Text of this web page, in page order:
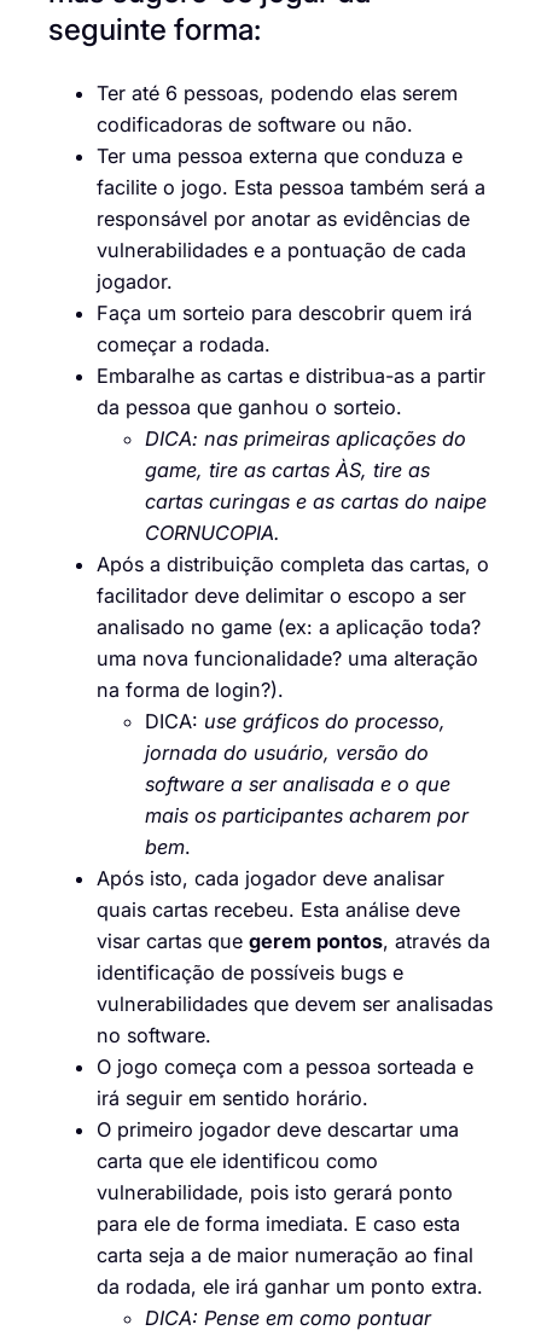
seguinte forma:
Ter até 6 pessoas, podendo elas serem
codificadoras de software ou não.
Ter uma pessoa externa que conduza e
facilite o jogo. Esta pessoa também será a
responsável por anotar as evidências de
vulnerabilidades e a pontuação de cada
jogador.
Faça um sorteio para descobrir quem irá
começar a rodada.
Embaralhe as cartas e distribua-as a partir
da pessoa que ganhou o sorteio.
DICA: nas primeiras aplicações do
game, tire as cartas ÀS, tire as
cartas curingas e as cartas do naipe
CORNUCOPIA.
Após a distribuição completa das cartas, o
facilitador deve delimitar o escopo a ser
analisado no game (ex: a aplicação toda?
uma nova funcionalidade? uma alteração
na forma de login?).
DICA: use gráficos do processo,
jornada do usuário, versão do
software a ser analisada e o que
mais os participantes acharem por
bem.
Após isto, cada jogador deve analisar
quais cartas recebeu. Esta análise deve
visar cartas que gerem pontos, através da
identificação de possíveis bugs e
vulnerabilidades que devem ser analisadas
no software.
O jogo começa com a pessoa sorteada e
irá seguir em sentido horário.
O primeiro jogador deve descartar uma
carta que ele identificou como
vulnerabilidade, pois isto gerará ponto
para ele de forma imediata. E caso esta
carta seja a de maior numeração ao final
da rodada, ele irá ganhar um ponto extra.
DICA: Pense em como pontuar